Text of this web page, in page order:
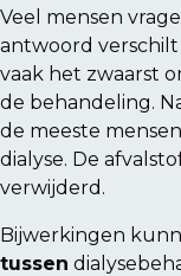
Veel mensen
antwoord verschilt
vaak het zwaarst
de behandeling.
de meeste
dialyse. De
verwijderd.
Bijwerkingen
tussen